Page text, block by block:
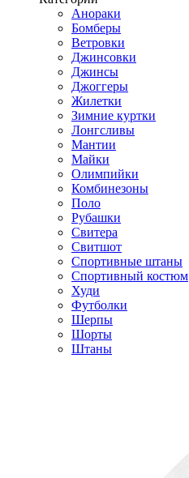
Анораки
Бомберы
Ветровки
Джинсовки
Джинсы
Джоггеры
Жилетки
Зимние куртки
Лонгсливы
Мантии
Майки
Олимпийки
Комбинезоны
Поло
Рубашки
Свитера
Свитшот
Спортивные штаны
Спортивный костюм
Худи
Футболки
Шерпы
Шорты
Штаны